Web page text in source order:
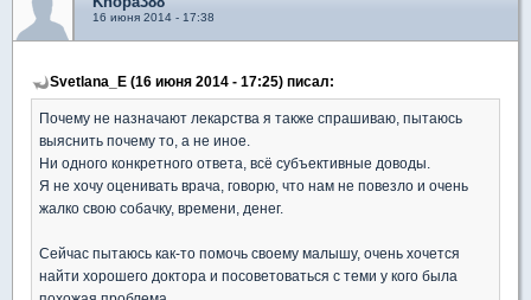
16 июня 2014 - 17:38
Svetlana_E (16 июня 2014 - 17:25) писал:
Почему не назначают лекарства я также спрашиваю, пытаюсь
выяснить почему то, а не иное.
Ни одного конкретного ответа, всё субъективные доводы.
Я не хочу оценивать врача, говорю, что нам не повезло и очень
жалко свою собачку, времени, денег.
Сейчас пытаюсь как-то помочь своему малышу, очень хочется
найти хорошего доктора и посоветоваться с теми у кого была